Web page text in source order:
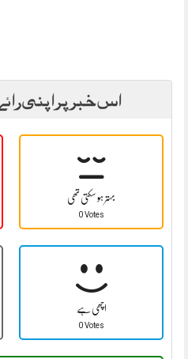
اس خبر پر اپنی
بہتر ہو سکتی تھی
0 Votes
اچھی ہے
0 Votes